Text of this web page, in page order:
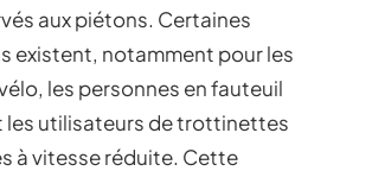
aux piétons. Certaines
existent, notamment pour les
les personnes en fauteuil
les utilisateurs de trottinettes
à vitesse réduite. Cette